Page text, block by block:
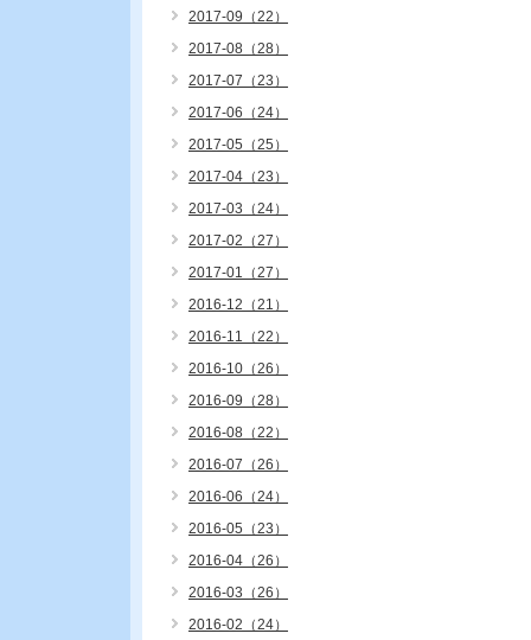
2017-09（22）
2017-08（28）
2017-07（23）
2017-06（24）
2017-05（25）
2017-04（23）
2017-03（24）
2017-02（27）
2017-01（27）
2016-12（21）
2016-11（22）
2016-10（26）
2016-09（28）
2016-08（22）
2016-07（26）
2016-06（24）
2016-05（23）
2016-04（26）
2016-03（26）
2016-02（24）